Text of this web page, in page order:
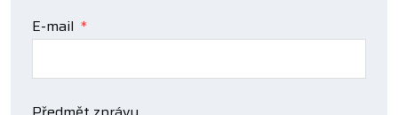
E-mail *